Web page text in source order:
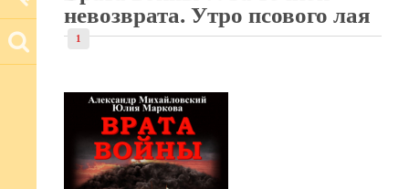
невозврата. Утро псового лая
1